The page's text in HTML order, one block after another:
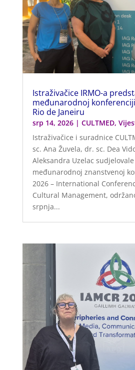
Istraživačice IRMO-a
međunarodnoj konferenciji
Rio de Janeiru
srp 14, 2026| CULTMED,
Istraživačice i suradnice
sc. Ana Žuvela, dr. sc. Dea
Aleksandra Uzelac
međunarodnoj znanstvenoj
2026 – International
Cultural Management,
srpnja...